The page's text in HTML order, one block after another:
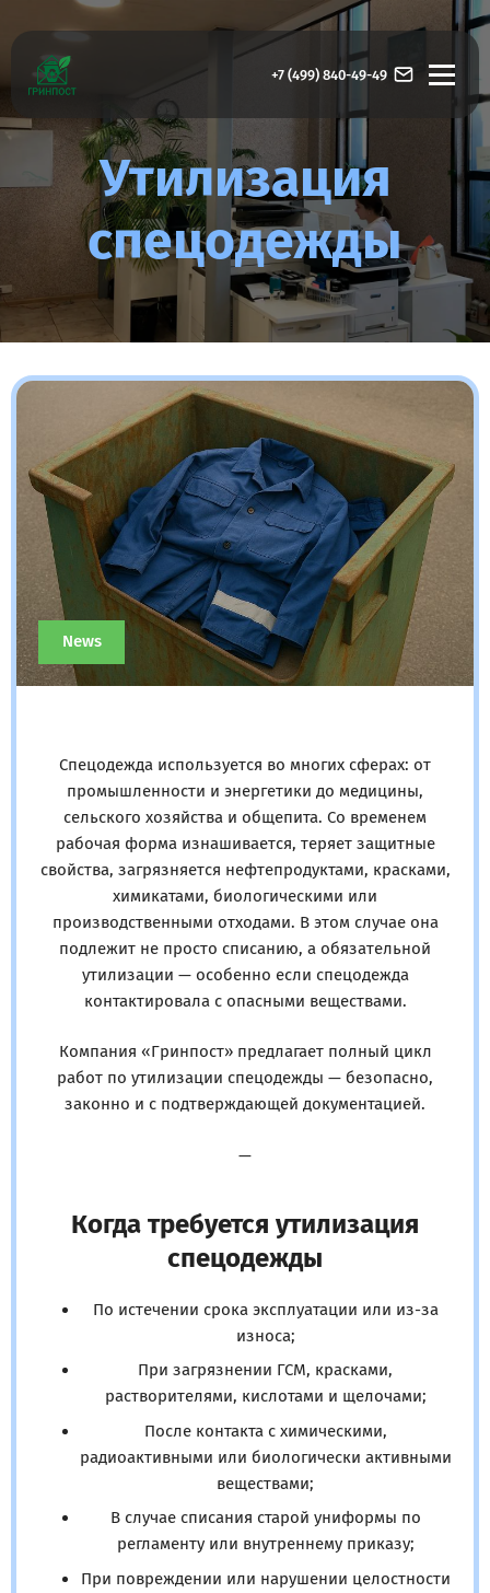
+7 (499) 840-49-49
Утилизация
спецодежды
News
Спецодежда используется во многих сферах: от
промышленности и энергетики до медицины,
сельского хозяйства и общепита. Со временем
рабочая форма изнашивается, теряет защитные
свойства, загрязняется нефтепродуктами, красками,
химикатами, биологическими или
производственными отходами. В этом случае она
подлежит не просто списанию, а обязательной
утилизации — особенно если спецодежда
контактировала с опасными веществами.
Компания «Гринпост» предлагает полный цикл
работ по утилизации спецодежды — безопасно,
законно и с подтверждающей документацией.
—
Когда требуется утилизация
спецодежды
По истечении срока эксплуатации или из-за
износа;
При загрязнении ГСМ, красками,
растворителями, кислотами и щелочами;
После контакта с химическими,
радиоактивными или биологически активными
веществами;
В случае списания старой униформы по
регламенту или внутреннему приказу;
При повреждении или нарушении целостности